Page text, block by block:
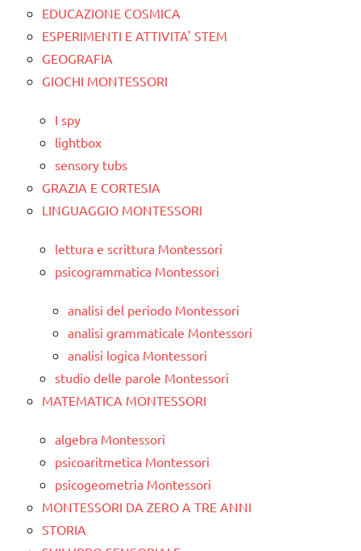
EDUCAZIONE COSMICA
ESPERIMENTI E ATTIVITA' STEM
GEOGRAFIA
GIOCHI MONTESSORI
I spy
lightbox
sensory tubs
GRAZIA E CORTESIA
LINGUAGGIO MONTESSORI
lettura e scrittura Montessori
psicogrammatica Montessori
analisi del periodo Montessori
analisi grammaticale Montessori
analisi logica Montessori
studio delle parole Montessori
MATEMATICA MONTESSORI
algebra Montessori
psicoaritmetica Montessori
psicogeometria Montessori
MONTESSORI DA ZERO A TRE ANNI
STORIA